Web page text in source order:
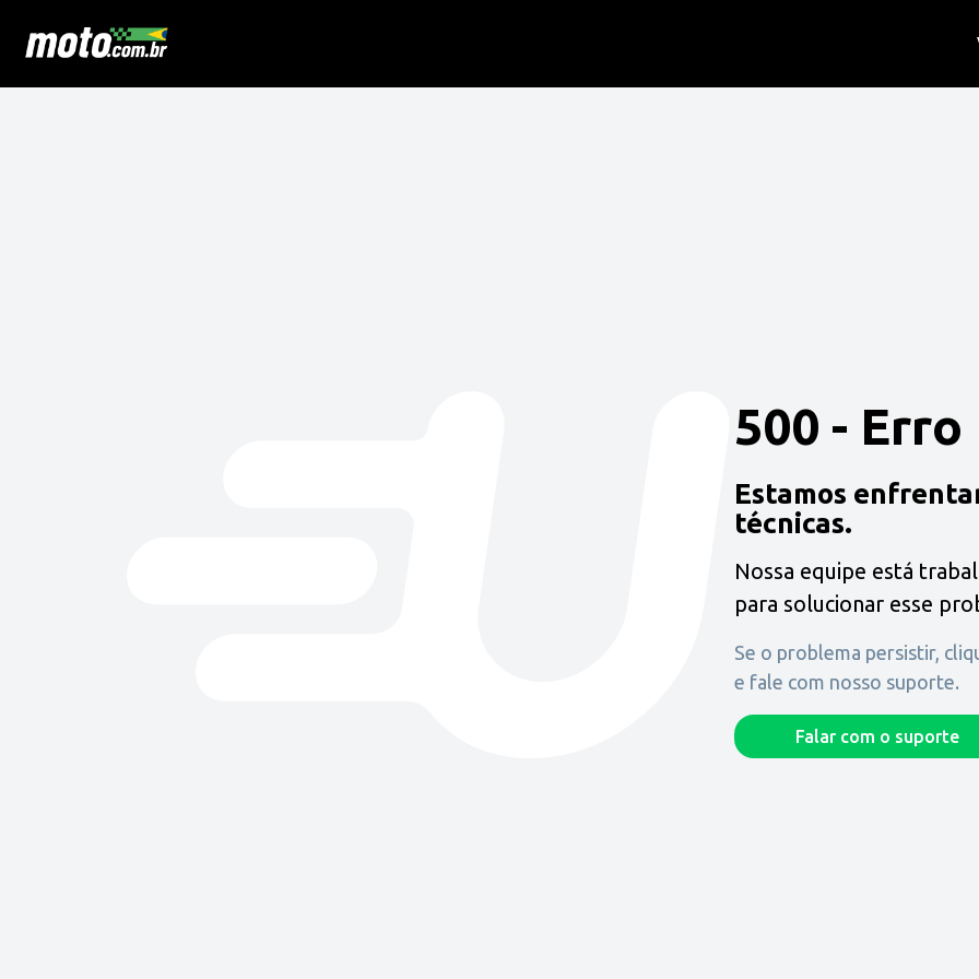
500 -
Estamos
técnicas.
Nossa equipe está
para solucionar esse
Se o problema persistir,
e fale com nosso suporte.
Falar com o suporte